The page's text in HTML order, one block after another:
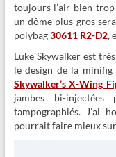
toujours l’air bien
un dôme plus gros
polybag30611 R2-D2,
Luke Skywalker est
le design de la
Skywalker’s X-Wing
jambes bi-
tampographiés. J’ai
pourrait faire mieux